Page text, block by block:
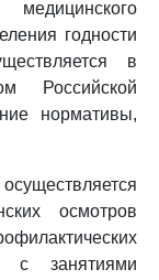
годности
в
Российской
нормативы,
осмотров
с занятиями